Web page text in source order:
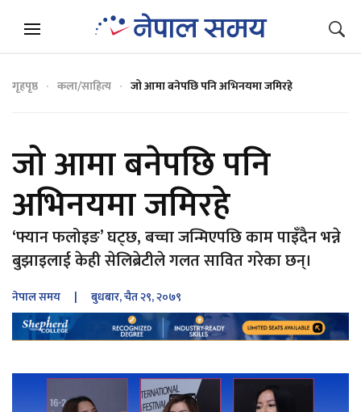
गृहपृष्ठ कला/साहित्य जो आमा बनेपछि पनि अभिनयमा जमिरहे
जो आमा बनेपछि पनि
अभिनयमा जमिरहे
‘फ्यान फलोइङ’ घट्छ, बच्चा जन्मिएपछि काम पाइँदैन भन्ने
बुझाइलाई केही सेलिब्रेटीले गलत सावित गरेका छन्।
नेपाल समय | बुधबार, चैत २९, २०७९